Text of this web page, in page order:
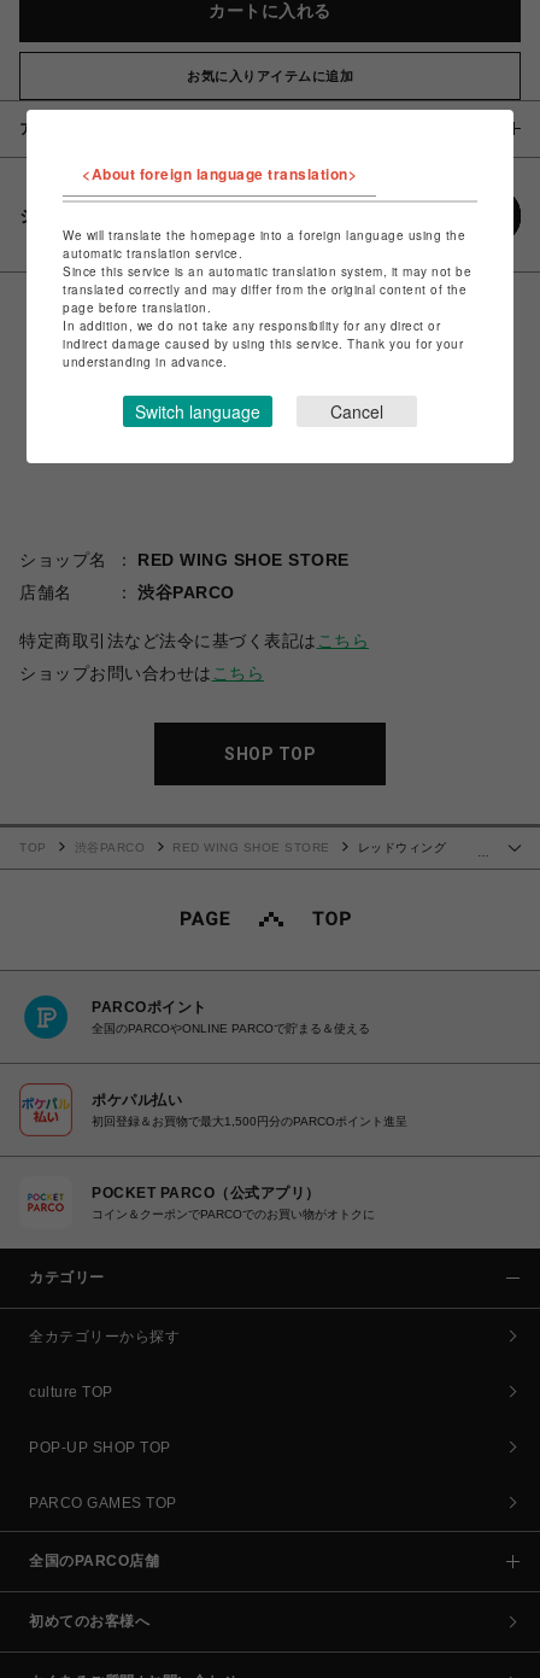
カートに入れる
お気に入りアイテムに追加
アイテム説明 / 素材
シェアする
ショップ名
RED WING SHOE STORE
店舗名
渋谷PARCO
特定商取引法など法令に基づく表記は こちら
ショップお問い合わせは こちら
SHOP TOP
TOP 渋谷PARCO RED WING SHOE STORE
レッドウィング
PARCOポイント
全国のPARCOやONLINE PARCOで貯まる＆使える
ポケパル払い
初回登録＆お買物で最大1,500円分のPARCOポイント進呈
POCKET PARCO（公式アプリ）
コイン＆クーポンでPARCOでのお買い物がオトクに
カテゴリー
全カテゴリーから探す
culture TOP
POP-UP SHOP TOP
PARCO GAMES TOP
全国のPARCO店舗
初めてのお客様へ
<About foreign language translation>
We will translate the homepage into a foreign language using the
automatic translation service.
Since this service is an automatic translation system, it may not be
translated correctly and may differ from the original content of the
page before translation.
In addition, we do not take any responsibility for any direct or
indirect damage caused by using this service. Thank you for your
understanding in advance.
Switch language Cancel